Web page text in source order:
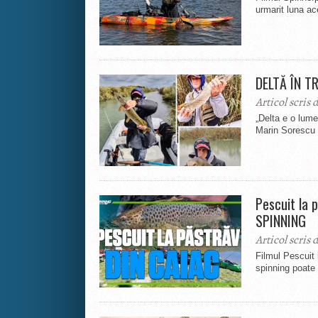
urmarit luna
DELTĂ ÎN
Articol scris
„Delta e o
Marin
Pescuit la
SPINNING
Articol scris
Filmul
spinning